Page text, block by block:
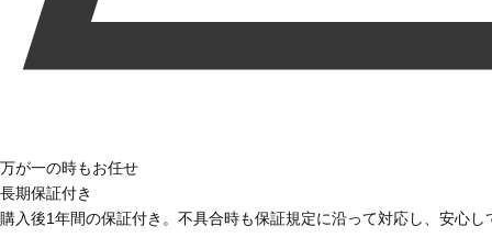
万が一の時もお任せ
長期保証付き
購入後1年間の保証付き。不具合時も保証規定に沿って対応し、安心